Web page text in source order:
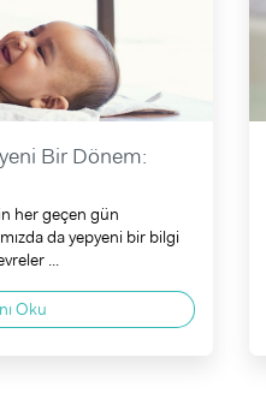
Bir Dönem:
her geçen gün
da yepyeni bir bilgi
...
Oku